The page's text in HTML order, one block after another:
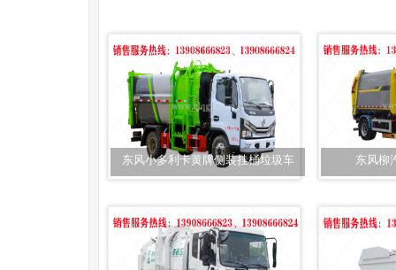
东风小多利卡黄牌侧装挂桶垃圾车 东风柳